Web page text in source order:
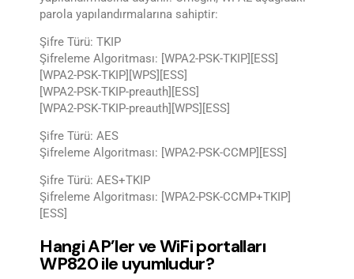
parola yapılandırmalarına sahiptir:
Şifre Türü: TKIP
Şifreleme Algoritması: [WPA2-PSK-TKIP][ESS]
[WPA2-PSK-TKIP][WPS][ESS]
[WPA2-PSK-TKIP-preauth][ESS]
[WPA2-PSK-TKIP-preauth][WPS][ESS]
Şifre Türü: AES
Şifreleme Algoritması: [WPA2-PSK-CCMP][ESS]
Şifre Türü: AES+TKIP
Şifreleme Algoritması: [WPA2-PSK-CCMP+TKIP]
[ESS]
Hangi AP’ler ve WiFi portalları
WP820 ile uyumludur?